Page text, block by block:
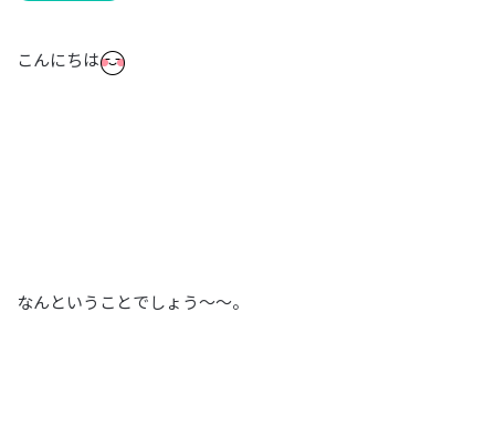
こんにちは
なんということでしょう～～。